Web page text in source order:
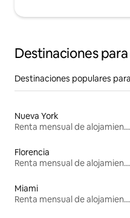
Destinaciones
Destinaciones populares
Nueva York
Renta mensual de alojamientos
Florencia
Renta mensual de alojamientos
Miami
Renta mensual de alojamientos